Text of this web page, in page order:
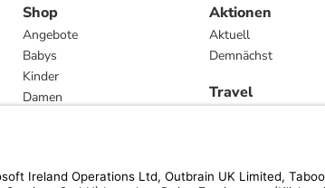
Shop
Angebote
Babys
Kinder
Damen
Marken
Aktionen
Aktuell
Demnächst
Travel